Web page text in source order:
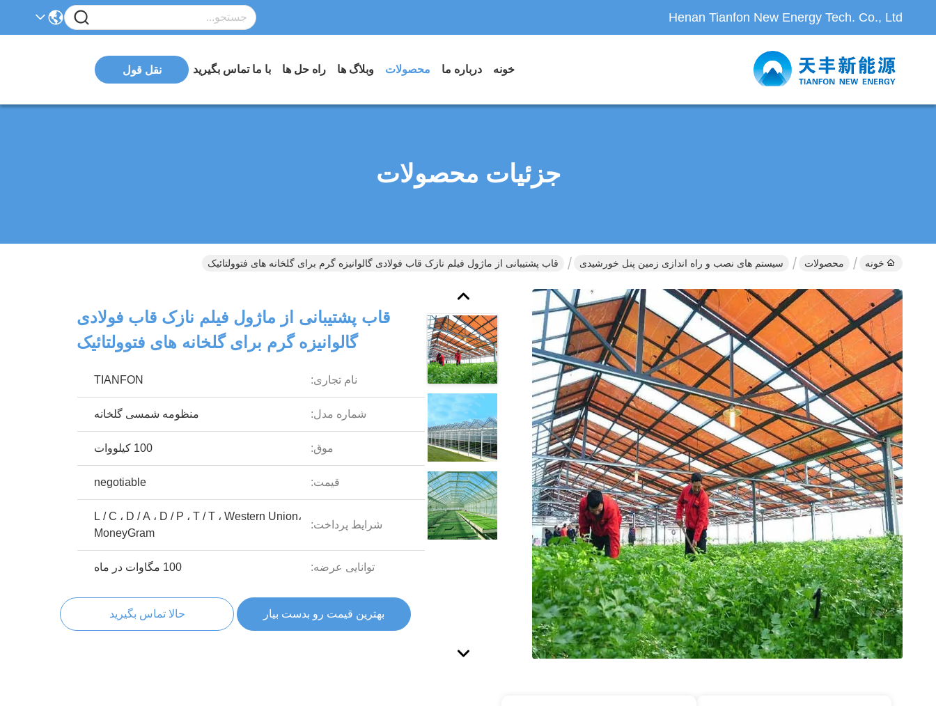
Henan Tianfon New Energy Tech. Co., Ltd
خونه درباره ما محصولات وبلاگ ها راه حل ها با ما تماس بگیرید نقل قول
جزئیات محصولات
خونه محصولات سیستم های نصب و راه اندازی زمین پنل خورشیدی قاب پشتیبانی از ماژول فیلم نازک قاب فولادی گالوانیزه گرم برای گلخانه های فتوولتائیک
قاب پشتیبانی از ماژول فیلم نازک قاب فولادی
گالوانیزه گرم برای گلخانه های فتوولتائیک
نام تجاری: TIANFON
شماره مدل: منظومه شمسی گلخانه
موق: 100 کیلووات
قیمت: negotiable
شرایط پرداخت:
L / C ، D / A ، D / P ، T / T ، Western Union،
MoneyGram
توانایی عرضه: 100 مگاوات در ماه
بهترین قیمت رو بدست بیار حالا تماس بگیرید